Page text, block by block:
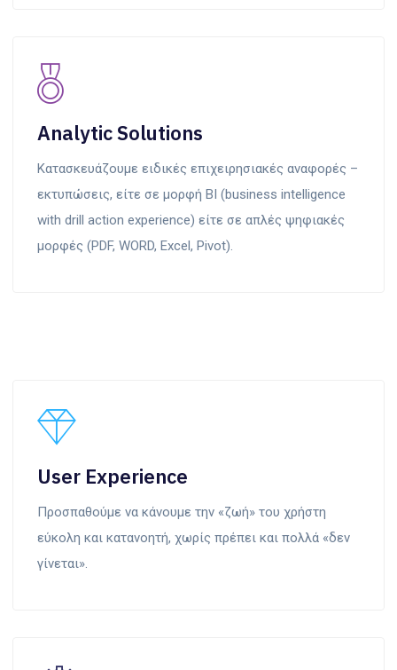
Analytic Solutions
Κατασκευάζουμε ειδικές επιχειρησιακές αναφορές –
εκτυπώσεις, είτε σε μορφή BI (business intelligence
with drill action experience) είτε σε απλές ψηφιακές
μορφές (PDF, WORD, Excel, Pivot).
User Experience
Προσπαθούμε να κάνουμε την «ζωή» του χρήστη
εύκολη και κατανοητή, χωρίς πρέπει και πολλά «δεν
γίνεται».